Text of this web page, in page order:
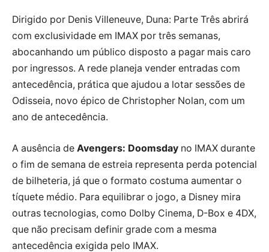
Dirigido por Denis Villeneuve, Duna: Parte Três abrirá
com exclusividade em IMAX por três semanas,
abocanhando um público disposto a pagar mais caro
por ingressos. A rede planeja vender entradas com
antecedência, prática que ajudou a lotar sessões de
Odisseia, novo épico de Christopher Nolan, com um
ano de antecedência.
A ausência de Avengers: Doomsday no IMAX durante
o fim de semana de estreia representa perda potencial
de bilheteria, já que o formato costuma aumentar o
tíquete médio. Para equilibrar o jogo, a Disney mira
outras tecnologias, como Dolby Cinema, D-Box e 4DX,
que não precisam definir grade com a mesma
antecedência exigida pelo IMAX.